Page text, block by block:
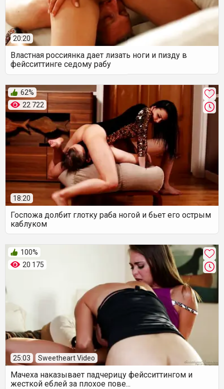
20:20
Властная россиянка дает лизать ноги и пизду в
фейсситтинге седому рабу
22 722
62%
18:20
Госпожа долбит глотку раба ногой и бьет его острым
каблуком
20 175
100%
25:03 Sweetheart Video
Мачеха наказывает падчерицу фейсситтингом и
жесткой еблей за плохое пове...